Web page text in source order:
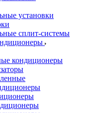
установки
сплит-системы
кондиционеры